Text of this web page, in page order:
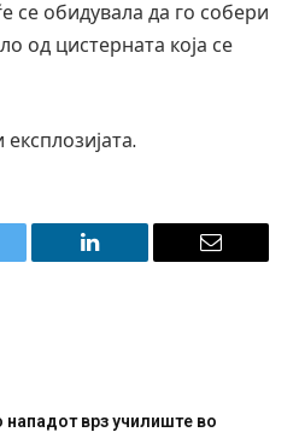
се обидувала да го собери
од цистерната која се
LinkedIn Email
врз училиште во